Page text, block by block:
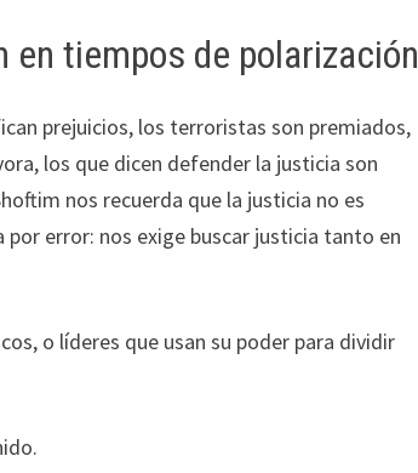
tiempos de polarización
prejuicios, los terroristas son premiados,
los que dicen defender la justicia son
nos recuerda que la justicia no es
por error: nos exige buscar justicia tanto en
o líderes que usan su poder para dividir